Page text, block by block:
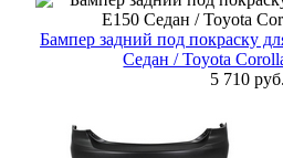
Бампер задний под покраску
Седан / Toyota
5 710 руб.